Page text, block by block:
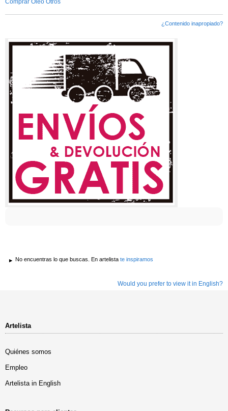
Comprar Óleo Otros
¿Contenido inapropiado?
No encuentras lo que buscas. En artelista te inspiramos
Would you prefer to view it in English?
Artelista
Quiénes somos
Empleo
Artelista in English